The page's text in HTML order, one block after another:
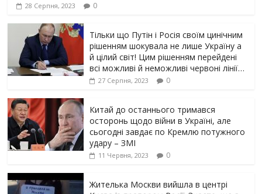
28 Серпня, 2023 0
Тільки що Путін і Росія своїм цинічним
рішенням шoкyвaлa не лише Україну а
й цілий світ! Цим рішенням перейдені
всі можливі й неможливі червоні лінії…
27 Серпня, 2023 0
Китай до останнього тримався
осторонь щодо вiйни в Україні, але
сьогодні завдає по Кремлю потужного
yдарy – ЗМІ
11 Червня, 2023 0
Жителька Москви вийшла в центрі